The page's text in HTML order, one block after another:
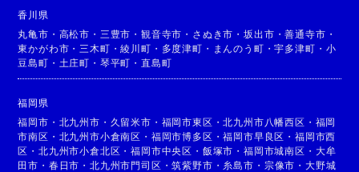
香川県
丸亀市 ・ 高松市 ・ 三豊市 ・観音寺市 ・ さぬき市 ・坂出市 ・善通寺市 ・
東かがわ市 ・ 三木町 ・綾川町 ・ 多度津町 ・ まんのう町 ・宇多津町 ・ 小
豆島町 ・ 土庄町 ・ 琴平町 ・直島町
福岡県
福岡市 ・ 北九州市 ・ 久留米市 ・ 福岡市東区 ・北九州市八幡西区 ・ 福岡
市南区 ・ 北九州市小倉南区 ・ 福岡市博多区 ・福岡市早良区 ・福岡市西
区 ・北九州市小倉北区 ・福岡市中央区 ・ 飯塚市 ・福岡市城南区 ・ 大牟
田市 ・ 春日市 ・北九州市門司区 ・筑紫野市 ・ 糸島市 ・ 宗像市 ・ 大野城